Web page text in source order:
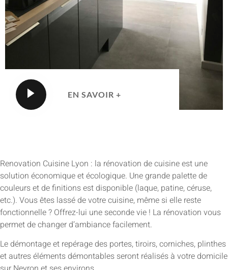
EN SAVOIR +
Renovation Cuisine Lyon : la rénovation de cuisine est une
solution économique et écologique. Une grande palette de
couleurs et de finitions est disponible (laque, patine, céruse,
etc.). Vous êtes lassé de votre cuisine, même si elle reste
fonctionnelle ? Offrez-lui une seconde vie ! La rénovation vous
permet de changer d’ambiance facilement.
Le démontage et repérage des portes, tiroirs, corniches, plinthes
et autres éléments démontables seront réalisés à votre domicile